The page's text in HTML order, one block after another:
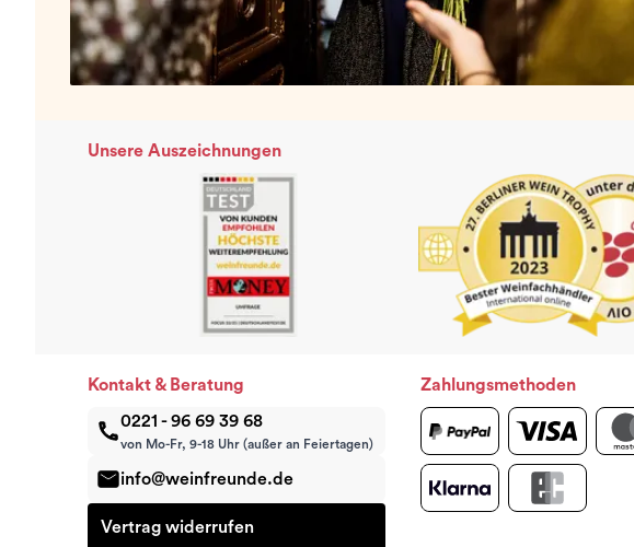
Unsere Auszeichnungen
Kontakt & Beratung
0221 - 96 69 39 68
von Mo-Fr, 9-18 Uhr (außer an Feiertagen)
info@weinfreunde.de
Vertrag widerrufen
Zahlungsmethoden